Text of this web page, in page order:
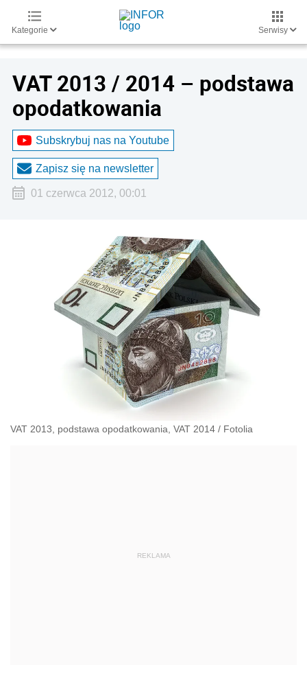
Kategorie Serwisy
VAT 2013 / 2014 – podstawa
opodatkowania
Subskrybuj nas na Youtube
Zapisz się na newsletter
01 czerwca 2012, 00:01
VAT 2013, podstawa opodatkowania, VAT 2014 / Fotolia